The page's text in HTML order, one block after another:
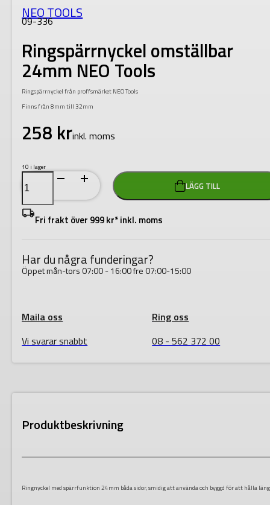
NEO TOOLS
09-336
Ringspärrnyckel omställbar
24mm NEO Tools
Ringspärrnyckel från proffsmärket NEO Tools
Finns från 8mm till 32mm
258 krinkl. moms
10 i lager
Ringspärrnyckel
omställbar
24mm
NEO
Tools
mängd
LÄGG TILL
Fri frakt över 999 kr* inkl. moms
Har du några funderingar?
Öppet mån-tors 07:00 - 16:00 fre 07:00-15:00
Maila oss
Vi svarar snabbt
Ring oss
08 - 562 372 00
Produktbeskrivning
Ringnyckel med spärrfunktion 24mm båda sidor, smidig att använda och byggd för att hålla